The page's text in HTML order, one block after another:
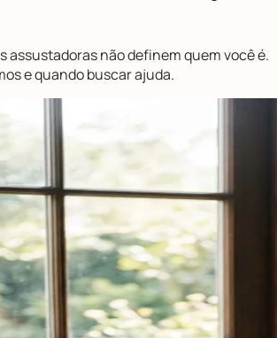
assustadoras não definem quem você é.
e quando buscar ajuda.